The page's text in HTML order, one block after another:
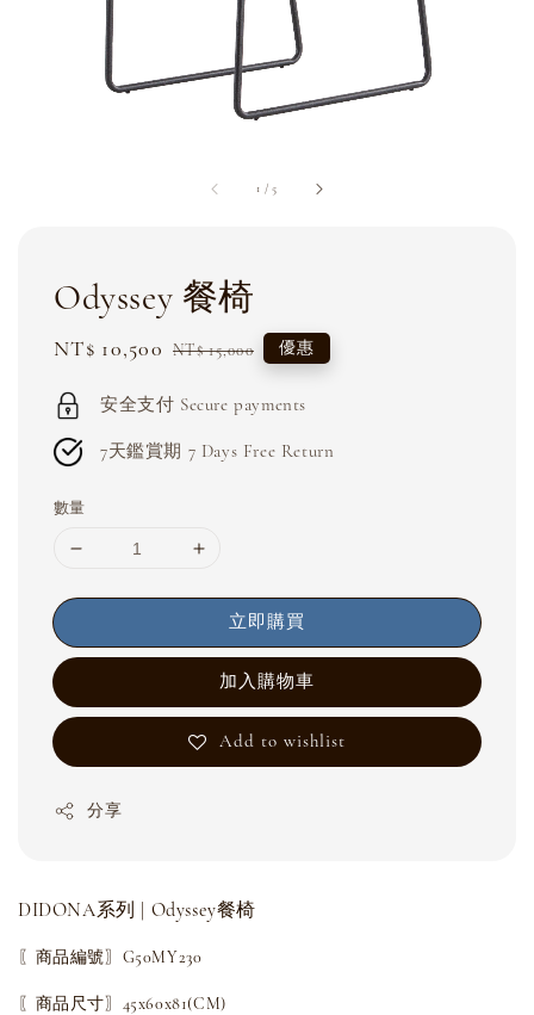
1 /5
Odyssey 餐椅
Sale
NT$ 10,500 Regular
NT$ 15,000 優惠
安全支付 Secure payments
7天鑑賞期 7 Days Free Return
數量
立即購買
加入購物車
Add to wishlist
分享
DIDONA系列 | Odyssey餐椅
〖商品編號〗G50MY230
〖商品尺寸〗45x60x81(CM)